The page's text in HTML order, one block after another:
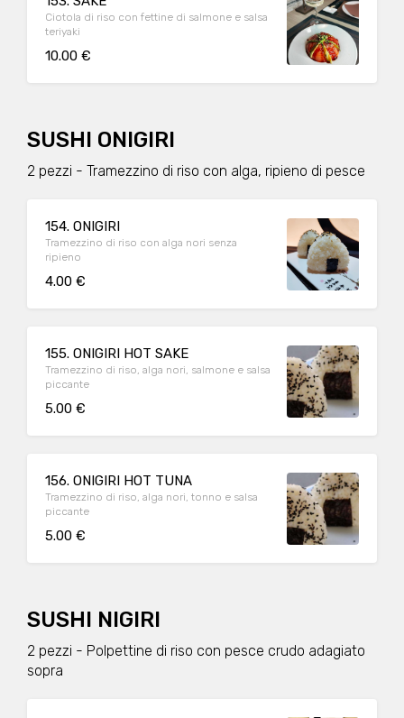
Ciotola di riso con fettine di salmone e salsa
teriyaki
10.00 €
SUSHI ONIGIRI
2 pezzi - Tramezzino di riso con alga, ripieno di pesce
154. ONIGIRI
Tramezzino di riso con alga nori senza
ripieno
4.00 €
155. ONIGIRI HOT SAKE
Tramezzino di riso, alga nori, salmone e salsa
piccante
5.00 €
156. ONIGIRI HOT TUNA
Tramezzino di riso, alga nori, tonno e salsa
piccante
5.00 €
SUSHI NIGIRI
2 pezzi - Polpettine di riso con pesce crudo adagiato
sopra